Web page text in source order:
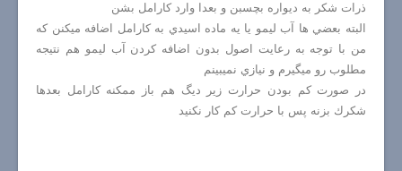
ذرات شكر به ديواره بچسبن و بعدا وارد كارامل بشن
البته بعضي ها آب ليمو يا يه ماده اسيدي به كارامل اضافه ميكنن كه
من با توجه به رعايت اصول بدون اضافه كردن آب ليمو هم نتيجه
مطلوب رو ميگيرم و نيازي نميبينم
در صورت كم بودن حرارت زير ديگ هم باز ممكنه كارامل بعدها
شكرك بزنه پس با حرارت كم كار نكنيد